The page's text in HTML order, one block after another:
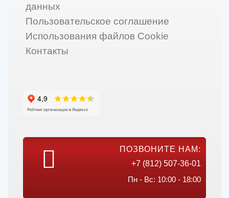
данных
Пользовательское соглашение
Использования файлов Cookie
Контакты
ПОЗВОНИТЕ НАМ:
+7 (812) 507-36-01
Пн - Вс: 10:00 - 18:00